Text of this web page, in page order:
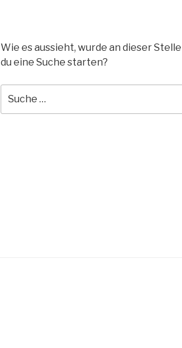
Wie es aussieht, wurde an dieser
du eine Suche starten?
nach: